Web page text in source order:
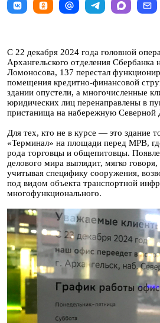
C 22 декабря 2024 года головной
Архангельского отделения Сбербанка
Ломоносова, 137 перестал
помещения кредитно-финансовой
здании опустели, а многочисленные
юридических лиц перенаправлены в
пристанища на набережную Северной
Для тех, кто не в курсе — это здание
«Терминал» на площади перед МРВ,
рода торговцы и общепитовцы.
делового мира выглядит, мягко
учитывая специфику сооружения,
под видом объекта транспортной
многофункционального.